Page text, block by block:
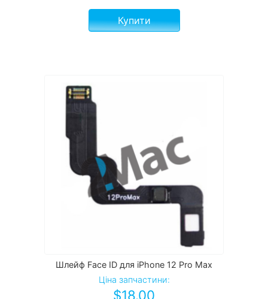
Купити
Шлейф Face ID для iPhone 12 Pro Max
Ціна запчастини:
$18.00